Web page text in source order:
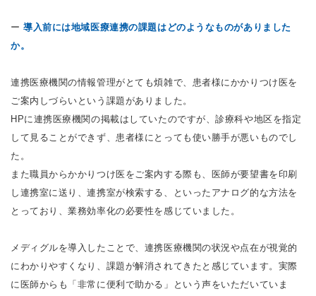
ー導入前には地域医療連携の課題はどのようなものがありました
か。
連携医療機関の情報管理がとても煩雑で、患者様にかかりつけ医を
ご案内しづらいという課題がありました。
HPに連携医療機関の掲載はしていたのですが、診療科や地区を指定
して見ることができず、患者様にとっても使い勝手が悪いものでし
た。
また職員からかかりつけ医をご案内する際も、医師が要望書を印刷
し連携室に送り、連携室が検索する、といったアナログ的な方法を
とっており、業務効率化の必要性を感じていました。
メディグルを導入したことで、連携医療機関の状況や点在が視覚的
にわかりやすくなり、課題が解消されてきたと感じています。実際
に医師からも「非常に便利で助かる」という声をいただいていま